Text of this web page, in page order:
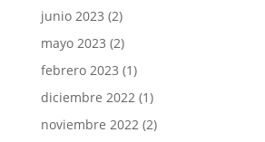
junio 2023 (2)
mayo 2023 (2)
febrero 2023 (1)
diciembre 2022(1)
noviembre 2022(2)